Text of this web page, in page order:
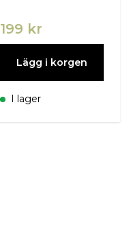
199 kr
Lägg i korgen
I lager